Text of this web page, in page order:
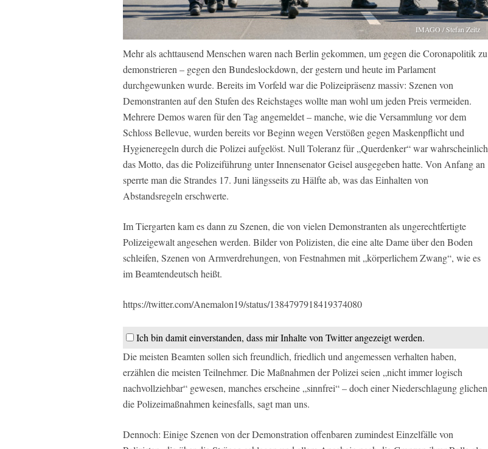
IMAGO / Stefan Zeitz
Mehr als achttausend Menschen waren nach Berlin gekommen, um gegen die Coronapolitik zu
demonstrieren – gegen den Bundeslockdown, der gestern und heute im Parlament
durchgewunken wurde. Bereits im Vorfeld war die Polizeipräsenz massiv: Szenen von
Demonstranten auf den Stufen des Reichstages wollte man wohl um jeden Preis vermeiden.
Mehrere Demos waren für den Tag angemeldet – manche, wie die Versammlung vor dem
Schloss Bellevue, wurden bereits vor Beginn wegen Verstößen gegen Maskenpflicht und
Hygieneregeln durch die Polizei aufgelöst. Null Toleranz für „Querdenker“ war wahrscheinlich
das Motto, das die Polizeiführung unter Innensenator Geisel ausgegeben hatte. Von Anfang an
sperrte man die Strandes 17. Juni längsseits zu Hälfte ab, was das Einhalten von
Abstandsregeln erschwerte.
Im Tiergarten kam es dann zu Szenen, die von vielen Demonstranten als ungerechtfertigte
Polizeigewalt angesehen werden. Bilder von Polizisten, die eine alte Dame über den Boden
schleifen, Szenen von Armverdrehungen, von Festnahmen mit „körperlichem Zwang“, wie es
im Beamtendeutsch heißt.
https://twitter.com/Anemalon19/status/1384797918419374080
Ich bin damit einverstanden, dass mir Inhalte von Twitter angezeigt werden.
Die meisten Beamten sollen sich freundlich, friedlich und angemessen verhalten haben,
erzählen die meisten Teilnehmer. Die Maßnahmen der Polizei seien „nicht immer logisch
nachvollziehbar“ gewesen, manches erscheine „sinnfrei“ – doch einer Niederschlagung glichen
die Polizeimaßnahmen keinesfalls, sagt man uns.
Dennoch: Einige Szenen von der Demonstration offenbaren zumindest Einzelfälle von